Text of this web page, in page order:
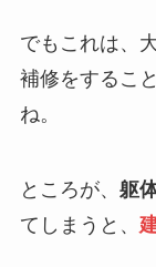
でもこれは、
補修をするこ
ね。
ところが、 躯
てしまうと、